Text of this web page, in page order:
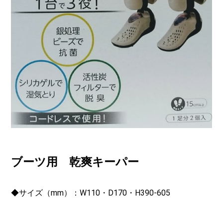
ブーツ用 乾爽キーパー
◆サイズ（mm）：W110・D170・H390-605